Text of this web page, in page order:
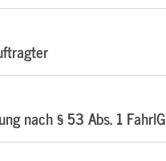
nach § 53 Abs. 1 FahrlG